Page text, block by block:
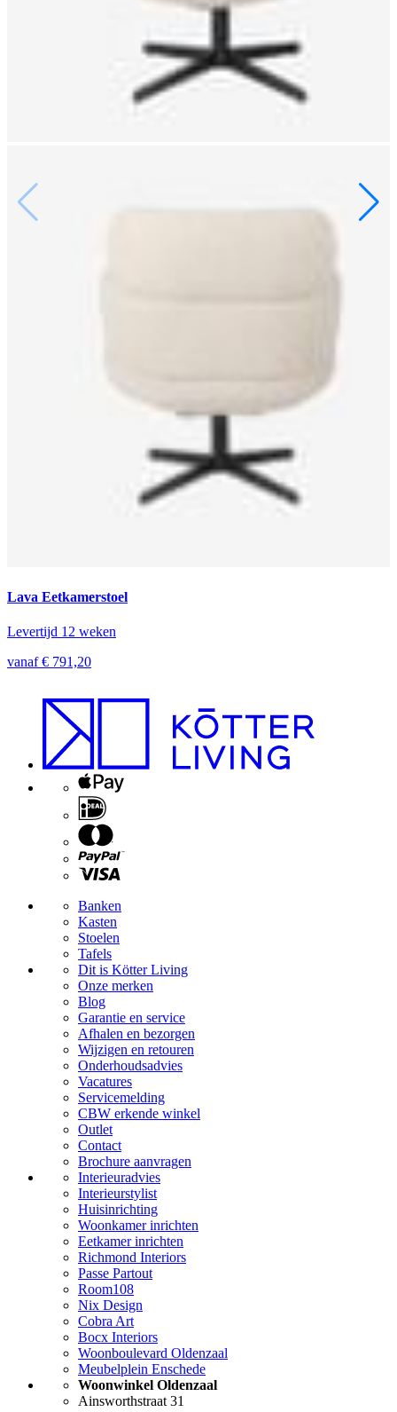
Lava Eetkamerstoel
Levertijd 12 weken
vanaf € 791,20
Banken
Kasten
Stoelen
Tafels
Dit is Kötter Living
Onze merken
Blog
Garantie en service
Afhalen en bezorgen
Wijzigen en retouren
Onderhoudsadvies
Vacatures
Servicemelding
CBW erkende winkel
Outlet
Contact
Brochure aanvragen
Interieuradvies
Interieurstylist
Huisinrichting
Woonkamer inrichten
Eetkamer inrichten
Richmond Interiors
Passe Partout
Room108
Nix Design
Cobra Art
Bocx Interiors
Woonboulevard Oldenzaal
Meubelplein Enschede
Woonwinkel Oldenzaal
Ainsworthstraat 31